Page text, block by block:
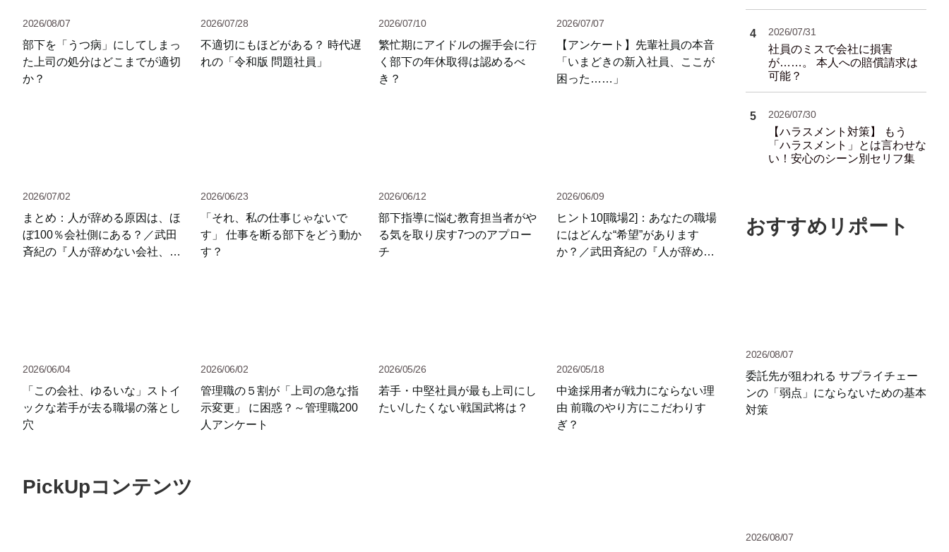
2026/08/07
部下を「うつ病」にしてしまっ
た上司の処分はどこまでが適切
か？
2026/07/28
不適切にもほどがある？ 時代遅
れの「令和版 問題社員」
2026/07/10
繁忙期にアイドルの握手会に行
く部下の年休取得は認めるべ
き？
2026/07/07
【アンケート】先輩社員の本音
「いまどきの新入社員、ここが
困った……」
2026/07/02
まとめ：人が辞める原因は、ほ
ぼ100％会社側にある？／武田
斉紀の『人が辞めない会社、10
2026/06/23
「それ、私の仕事じゃないで
す」 仕事を断る部下をどう動か
す？
2026/06/12
部下指導に悩む教育担当者がや
る気を取り戻す7つのアプロー
チ
2026/06/09
ヒント10[職場2]：あなたの職場
にはどんな“希望”があります
か？／武田斉紀の『人が辞めな
2026/06/04
「この会社、ゆるいな」ストイ
ックな若手が去る職場の落とし
穴
2026/06/02
管理職の５割が「上司の急な指
示変更」 に困惑？～管理職200
人アンケート
2026/05/26
若手・中堅社員が最も上司にし
たい/したくない戦国武将は？
2026/05/18
中途採用者が戦力にならない理
由 前職のやり方にこだわりす
ぎ？
PickUpコンテンツ
4 2026/07/31
社員のミスで会社に損害
が……。 本人への賠償請求は
可能？
5 2026/07/30
【ハラスメント対策】 もう
「ハラスメント」とは言わせな
い！安心のシーン別セリフ集
おすすめリポート
2026/08/07
委託先が狙われる サプライチェー
ンの「弱点」にならないための基本
対策
2026/08/07